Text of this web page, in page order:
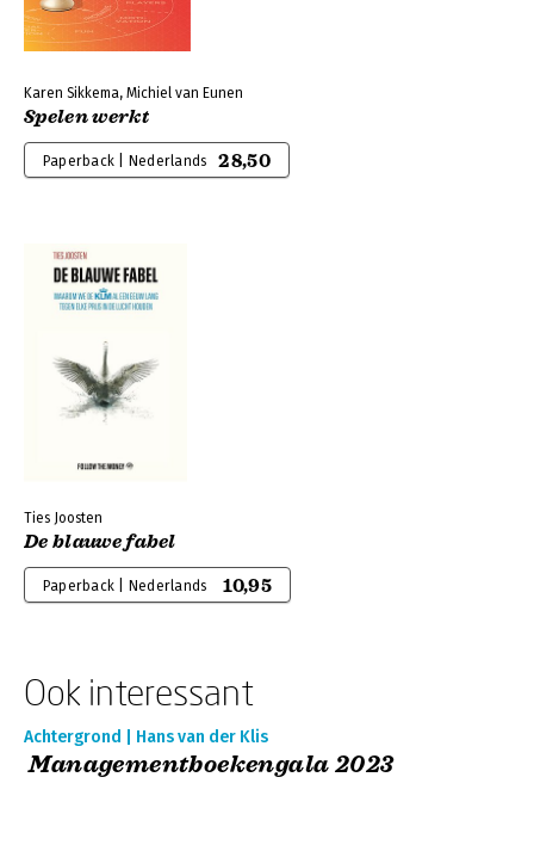
Karen Sikkema, Michiel van Eunen
Spelen werkt
Paperback | Nederlands 28,50
Ties Joosten
De blauwe fabel
Paperback | Nederlands 10,95
Ook interessant
Achtergrond | Hans van der Klis
Managementboekengala 2023